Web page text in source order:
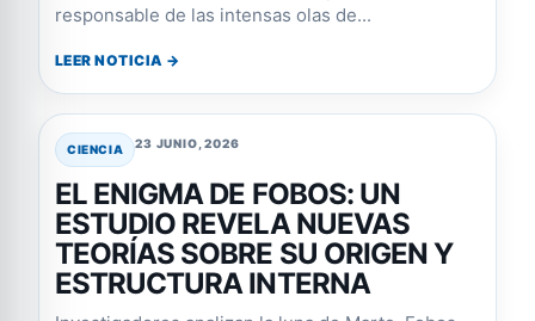
responsable de las intensas olas de...
LEER NOTICIA →
CIENCIA 23 JUNIO, 2026
EL ENIGMA DE FOBOS: UN
ESTUDIO REVELA NUEVAS
TEORÍAS SOBRE SU ORIGEN Y
ESTRUCTURA INTERNA